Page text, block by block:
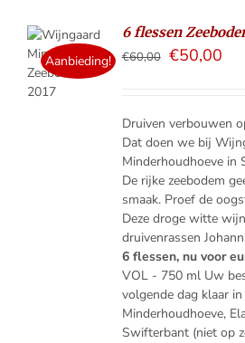
Aanbieding!
6 flessen
€60,00 €50,00
Druiven verbouwen
Dat doen we bij
Minderhoudhoeve in
De rijke zeebodem
smaak. Proef de
Deze droge witte
druivenrassen
6 flessen, nu voor
VOL - 750 ml Uw
volgende dag klaar
Minderhoudhoeve,
Swifterbant (niet op